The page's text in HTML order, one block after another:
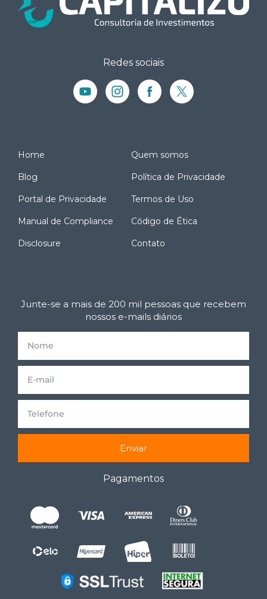
Redes sociais
Home Quem somos
Blog Política de Privacidade
Portal de Privacidade Termos de Uso
Manual de Compliance Código de Ética
Disclosure Contato
Junte-se a mais de 200 mil pessoas que recebem
nossos e-mails diários
Enviar
Pagamentos